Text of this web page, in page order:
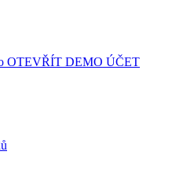
OTEVŘÍT DEMO ÚČET